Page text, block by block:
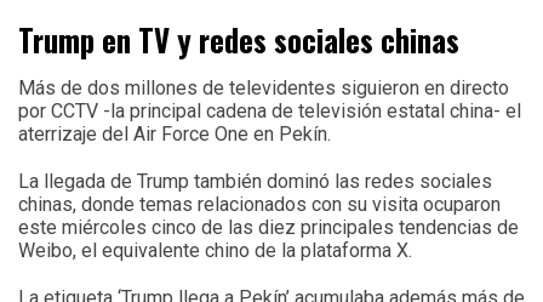
Trump en TV y redes sociales chinas
Más de dos millones de televidentes siguieron en directo
por CCTV -la principal cadena de televisión estatal china- el
aterrizaje del Air Force One en Pekín.
La llegada de Trump también dominó las redes sociales
chinas, donde temas relacionados con su visita ocuparon
este miércoles cinco de las diez principales tendencias de
Weibo, el equivalente chino de la plataforma X.